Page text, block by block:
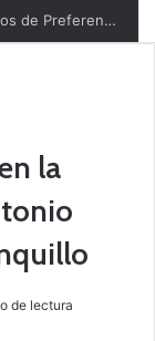
Ya se conoce la composición de los Grupos de Preferente y el calendario
la
de lectura